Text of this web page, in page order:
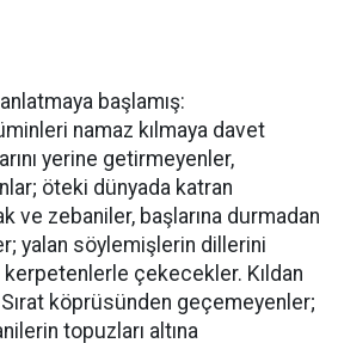
başlamış:
namaz kılmaya davet
yerine getirmeyenler,
öteki dünyada katran
ve zebaniler, başlarına durmadan
yalan söylemişlerin dillerini
kerpetenlerle çekecekler. Kıldan
köprüsünden geçemeyenler;
topuzları altına